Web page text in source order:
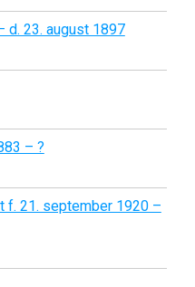
d. 23. august 1897
– ?
f. 21. september 1920 –